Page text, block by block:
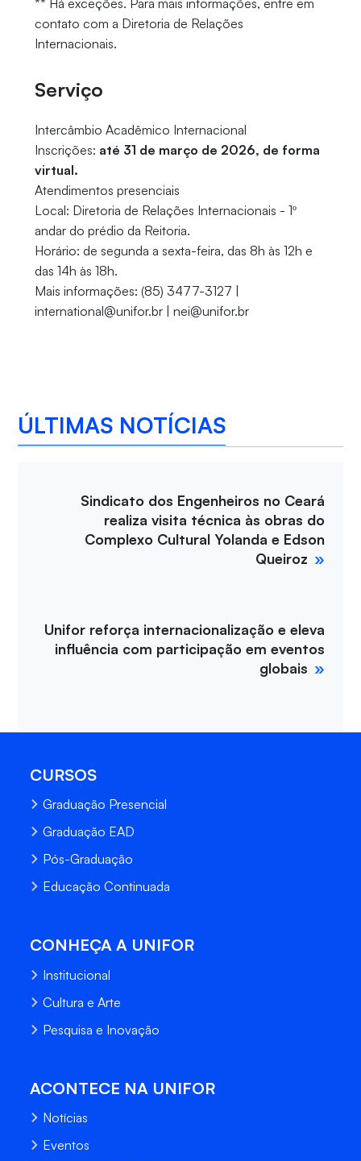
contato com a Diretoria de Relações
Internacionais.
Serviço
Intercâmbio Acadêmico Internacional
Inscrições: até 31 de março de 2026, de forma
virtual.
Atendimentos presenciais
Local: Diretoria de Relações Internacionais - 1º
andar do prédio da Reitoria.
Horário: de segunda a sexta-feira, das 8h às 12h e
das 14h às 18h.
Mais informações: (85) 3477-3127 |
international@unifor.br | nei@unifor.br
ÚLTIMAS NOTÍCIAS
Sindicato dos Engenheiros no Ceará
realiza visita técnica às obras do
Complexo Cultural Yolanda e Edson
Queiroz
Unifor reforça internacionalização e eleva
influência com participação em eventos
globais
CURSOS
Graduação Presencial
Graduação EAD
Pós-Graduação
Educação Continuada
CONHEÇA A UNIFOR
Institucional
Cultura e Arte
Pesquisa e Inovação
ACONTECE NA UNIFOR
Notícias
Eventos